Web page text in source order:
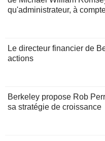
qu'administrateur, à
Le directeur financier de
actions
Berkeley propose Rob
sa stratégie de croissance